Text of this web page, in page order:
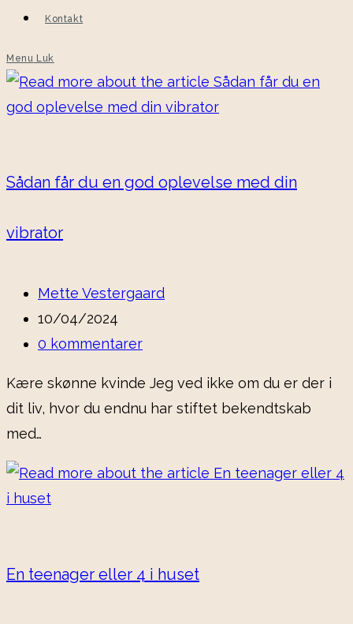
Kontakt
Menu Luk
Sådan får du en god oplevelse med din
vibrator
Post
author:
Mette Vestergaard
Post
published:
10/04/2024
Post
0 kommentarer
Kære skønne kvinde Jeg ved ikke om du er der i
dit liv, hvor du endnu har stiftet bekendtskab
med…
En teenager eller 4 i huset